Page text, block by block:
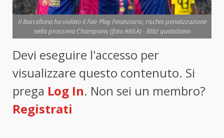
Il Barcellona ha violato il Fair Play Finanziario, rischio penalizzazione
nella prossima Champions (foto ANSA) - Blitz quotidiano
Devi eseguire l'accesso per
visualizzare questo contenuto. Si
prega Log In. Non sei un membro?
Registrati